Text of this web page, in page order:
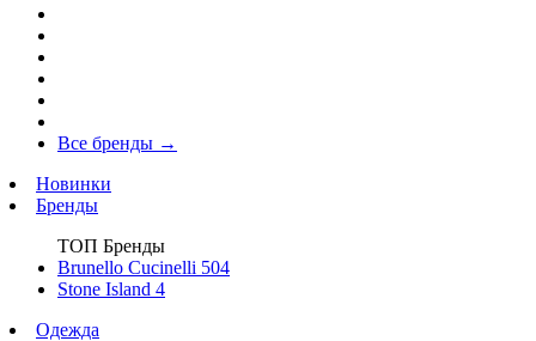
Все бренды →
Новинки
Бренды
ТОП Бренды
Brunello Cucinelli 504
Stone Island 4
Одежда